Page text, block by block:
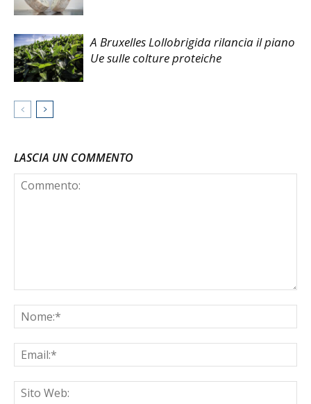
A Bruxelles Lollobrigida rilancia il piano
Ue sulle colture proteiche
LASCIA UN COMMENTO